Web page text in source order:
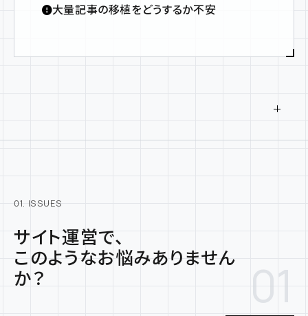
大量記事の移植をどうするか不安
01. ISSUES
サイト運営で、
このようなお悩みありません
か？
01